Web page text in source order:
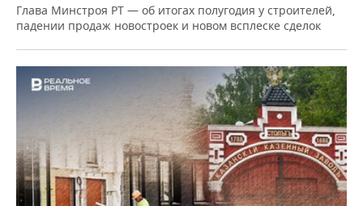
Глава Минстроя РТ — об итогах полугодия у строителей,
падении продаж новостроек и новом всплеске сделок